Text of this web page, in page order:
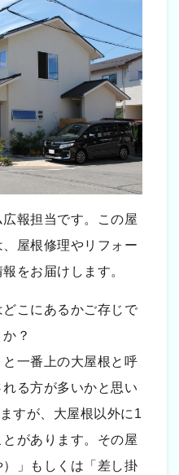
報担当です。この屋
屋根修理やリフォー
をお届けします。
こにあるかご存じで
？
一番上の大屋根と呼
る方が多いかと思い
すが、大屋根以外に1
があります。その屋
」もしくは「差し掛